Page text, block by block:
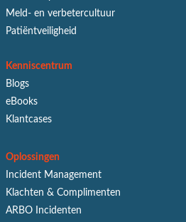
Meld- en verbetercultuur
Patiëntveiligheid
Kenniscentrum
Blogs
eBooks
Klantcases
Oplossingen
Incident Management
Klachten & Complimenten
ARBO Incidenten